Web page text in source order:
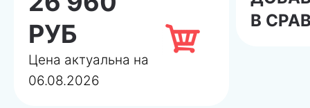
РУБ
Цена актуальна на
06.08.2026
В